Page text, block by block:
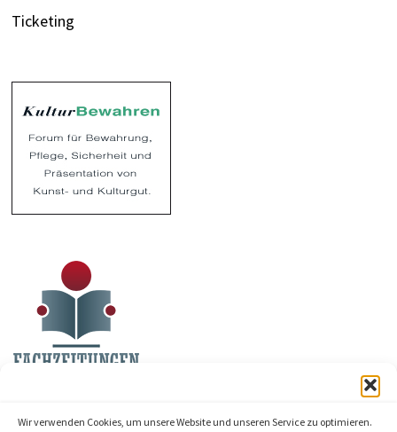
Wir verwenden Cookies, um unsere Website und unseren Service zu optimieren.
Ticketing